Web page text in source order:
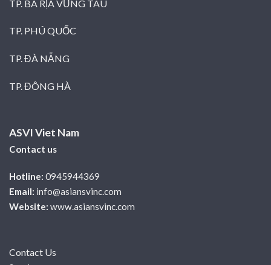
TP. BÀ RỊA VŨNG TÀU
TP. PHÚ QUỐC
TP. ĐÀ NẴNG
TP. ĐÔNG HÀ
ASVI Viet Nam
Contact us
Hotline: 0945944369
Email: info@asiansvinc.com
Website: www.asiansvinc.com
Contact Us